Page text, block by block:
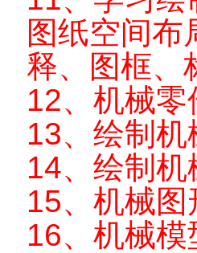
图纸空间布
释、图框、
12、机械零
13、绘制机
14、绘制机
15、机械图
16、机械